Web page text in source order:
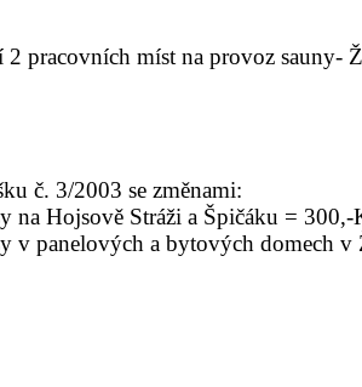
pracovních míst na provoz sauny-
č. 3/2003 se změnami:
na Hojsově Stráži a Špičáku = 300,-
v panelových a bytových domech v